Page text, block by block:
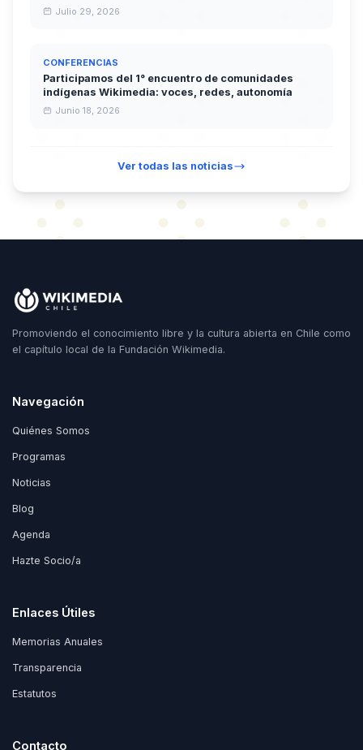
Julio 29, 2026
CONFERENCIAS
Participamos del 1° encuentro de comunidades
indígenas Wikimedia: voces, redes, autonomía
Junio 18, 2026
Ver todas las noticias
Promoviendo el conocimiento libre y la cultura abierta en Chile como
el capítulo local de la Fundación Wikimedia.
Navegación
Quiénes Somos
Programas
Noticias
Blog
Agenda
Hazte Socio/a
Enlaces Útiles
Memorias Anuales
Transparencia
Estatutos
Contacto